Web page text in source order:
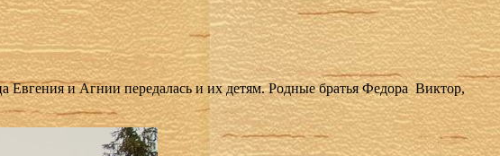
Евгения и Агнии передалась и их детям. Родные братья Федора Виктор,